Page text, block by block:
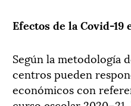
Efectos de la Covid-19
Según la metodología
centros pueden
económicoscon